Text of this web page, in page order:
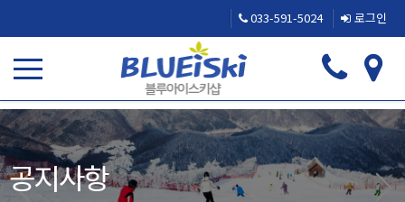
033-591-5024 로그인
공지사항